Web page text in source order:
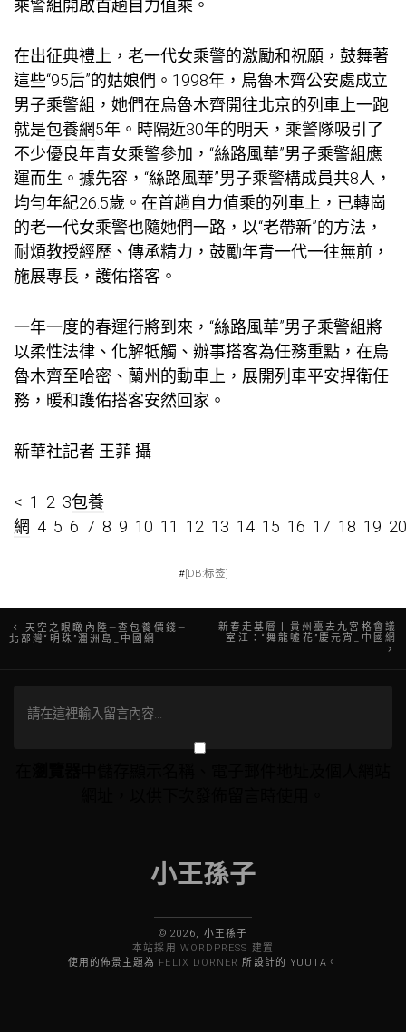
乘警組開啟首趟自力值乘。
在出征典禮上，老一代女乘警的激勵和祝願，鼓舞著
這些“95后”的姑娘們。1998年，烏魯木齊公安處成立
男子乘警組，她們在烏魯木齊開往北京的列車上一跑
就是包養網5年。時隔近30年的明天，乘警隊吸引了
不少優良年青女乘警參加，“絲路風華”男子乘警組應
運而生。據先容，“絲路風華”男子乘警構成員共8人，
均勻年紀26.5歲。在首趟自力值乘的列車上，已轉崗
的老一代女乘警也隨她們一路，以“老帶新”的方法，
耐煩教授經歷、傳承精力，鼓勵年青一代一往無前，
施展專長，護佑搭客。
一年一度的春運行將到來，“絲路風華”男子乘警組將
以柔性法律、化解牴觸、辦事搭客為任務重點，在烏
魯木齊至哈密、蘭州的動車上，展開列車平安捍衛任
務，暖和護佑搭客安然回家。
新華社記者 王菲 攝
< 1 2 3包養
網 4 5 6 7 8 9 10 11 12 13 14 15 16 17 18 19
#[DB:标签]
文
導
天空之眼瞰內陸—查包養價錢—
北部灣“明珠”潿洲島_中國網
新春走基層丨貴州臺去九宮格會議
室江：“舞龍噓花”慶元宵_中國網
小王孫子
© 2026, 小王孫子
本站採用 WORDPRESS 建置
使用的佈景主題為
FELIX DORNER 所設計的 YUUTA。